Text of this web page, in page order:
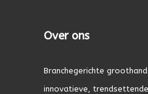
Over ons
Branchegerichte
innovatieve,